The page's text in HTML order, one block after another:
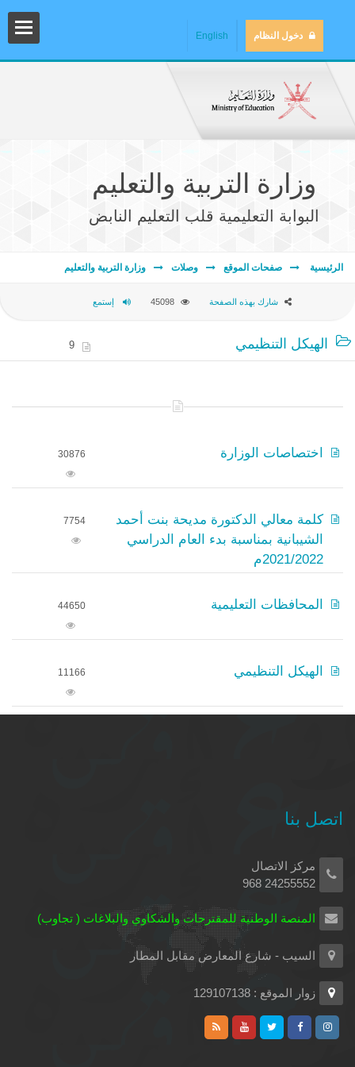
دخول النظام English
وزارة التربية والتعليم
البوابة التعليمية قلب التعليم النابض
الرئيسية صفحات الموقع وصلات وزارة التربية والتعليم
شارك بهذه الصفحة 45098 إستمع
الهيكل التنظيمي 9
اختصاصات الوزارة 30876
كلمة معالي الدكتورة مديحة بنت أحمد
الشيبانية بمناسبة بدء العام الدراسي
2021/2022م
7754
المحافظات التعليمية 44650
الهيكل التنظيمي 11166
اتصل بنا
مركز الاتصال
24255552 968
المنصة الوطنية للمقترحات والشكاوي والبلاغات ( تجاوب)
السيب - شارع المعارض مقابل المطار
زوار الموقع : 129107138